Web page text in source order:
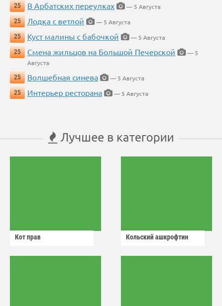
25
В Арбатских переулках
— 5 Августа
25
Лодка с ветлой
— 5 Августа
25
Куст малины с бабочкой
— 5 Августа
25
Смена жильцов на Большой Печерской
— 5
Августа
25
Волшебная синева
— 5 Августа
25
Интерьер ресторана — 5 Августа
Лучшее в категории
Кот прав Кольский ашкрофтин